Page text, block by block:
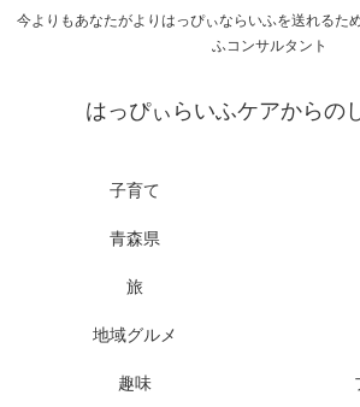
今よりもあなたがよりはっぴぃならいふを送れるた
ふコンサルタント
はっぴぃらいふケアからの
子育て
青森県
旅
地域グルメ
趣味